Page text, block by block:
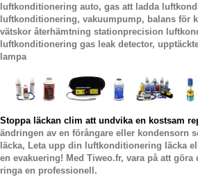
luftkonditionering auto, gas att ladda
luftkonditionering, vakuumpump, balans för
vätskor återhämtning stationprecision
luftkonditionering gas leak detector,
lampa
Stoppa läckan clim att undvika en kostsam
ändringen av en förångare eller kondensorn
läcka, Leta upp din luftkonditionering läcka
en evakuering! Med Tiweo.fr, vara på att göra
ringa en professionell.